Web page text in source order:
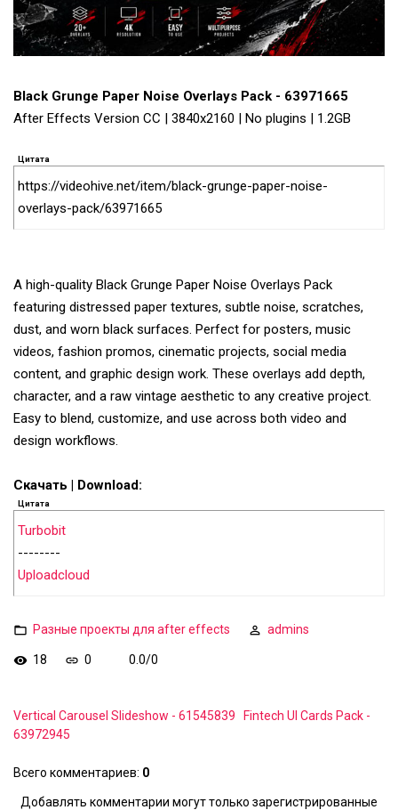
Black Grunge Paper Noise Overlays Pack - 63971665
After Effects Version CC | 3840x2160 | No plugins | 1.2GB
Цитата
https://videohive.net/item/black-grunge-paper-noise-
overlays-pack/63971665
A high-quality Black Grunge Paper Noise Overlays Pack
featuring distressed paper textures, subtle noise, scratches,
dust, and worn black surfaces. Perfect for posters, music
videos, fashion promos, cinematic projects, social media
content, and graphic design work. These overlays add depth,
character, and a raw vintage aesthetic to any creative project.
Easy to blend, customize, and use across both video and
design workflows.
Скачать | Download:
Цитата
Turbobit
--------
Uploadcloud
Разные проекты для after effects admins
18 0 0.0/0
Vertical Carousel Slideshow - 61545839
Fintech UI Cards Pack -
63972945
Всего комментариев: 0
Добавлять комментарии могут только зарегистрированные